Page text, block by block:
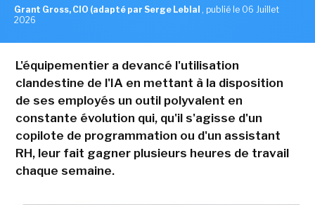
Grant Gross, CIO (adapté par Serge Leblal , publié le 06 Juillet
2026
L'équipementier a devancé l'utilisation
clandestine de l'IA en mettant à la disposition
de ses employés un outil polyvalent en
constante évolution qui, qu'il s'agisse d'un
copilote de programmation ou d'un assistant
RH, leur fait gagner plusieurs heures de travail
chaque semaine.